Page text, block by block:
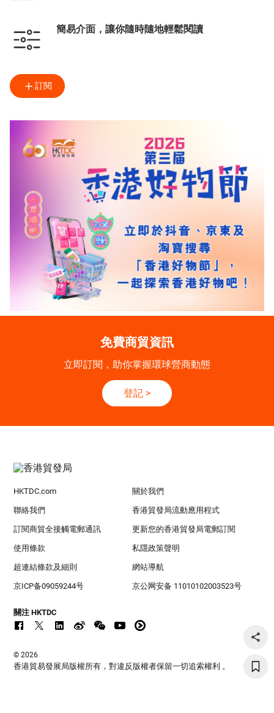
簡易介面，讓你隨時隨地輕鬆閱讀
訂閱
免費商貿資訊
立即訂閱，助你掌握環球營商動態
登記 >
HKTDC.com 關於我們
聯絡我們 香港貿發局流動應用程式
訂閱商貿全接觸電郵通訊 更新您的香港貿發局電郵訂閱
使用條款 私隱政策聲明
超連結條款及細則 網站導航
京ICP备09059244号 京公网安备 11010102003523号
關注 HKTDC
© 2026
香港貿易發展局版權所有，對違反版權者保留一切追索權利 。